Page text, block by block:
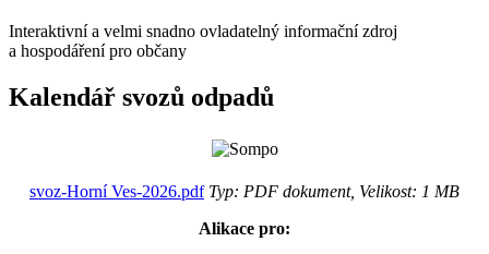
Interaktivní a velmi snadno ovladatelný informační zdroj
a hospodáření pro občany
Kalendář svozů odpadů
svoz-Horní Ves-2026.pdfTyp: PDF dokument, Velikost: 1 MB
Alikace pro: